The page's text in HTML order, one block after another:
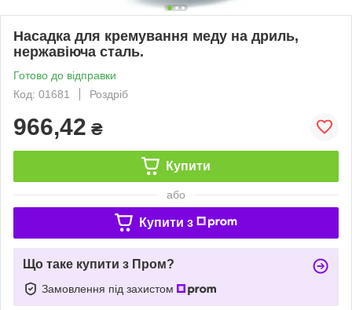
Насадка для кремування меду на дриль,
нержавіюча сталь.
Готово до відправки
Код: 01681
Роздріб
966,42 ₴
Купити
або
Купити з
Що таке купити з Пром?
Замовлення під захистом